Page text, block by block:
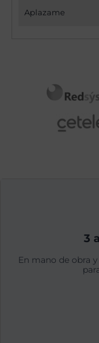
Aplazame
3
En mano de obra